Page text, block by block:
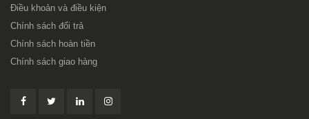
Điều khoản và điều kiện
Chính sách đổi trả
Chính sách hoàn tiền
Chính sách giao hàng